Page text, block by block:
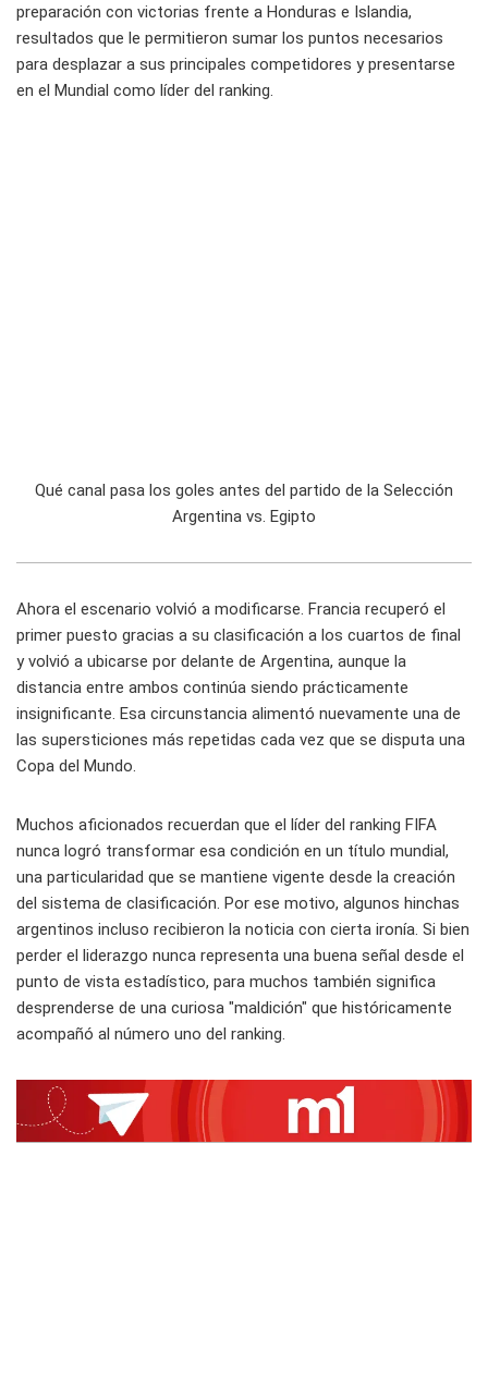
preparación con victorias frente a Honduras e Islandia,
resultados que le permitieron sumar los puntos necesarios
para desplazar a sus principales competidores y presentarse
en el Mundial como líder del ranking.
Qué canal pasa los goles antes del partido de la Selección
Argentina vs. Egipto
Ahora el escenario volvió a modificarse. Francia recuperó el
primer puesto gracias a su clasificación a los cuartos de final
y volvió a ubicarse por delante de Argentina, aunque la
distancia entre ambos continúa siendo prácticamente
insignificante. Esa circunstancia alimentó nuevamente una de
las supersticiones más repetidas cada vez que se disputa una
Copa del Mundo.
Muchos aficionados recuerdan que el líder del ranking FIFA
nunca logró transformar esa condición en un título mundial,
una particularidad que se mantiene vigente desde la creación
del sistema de clasificación. Por ese motivo, algunos hinchas
argentinos incluso recibieron la noticia con cierta ironía. Si bien
perder el liderazgo nunca representa una buena señal desde el
punto de vista estadístico, para muchos también significa
desprenderse de una curiosa "maldición" que históricamente
acompañó al número uno del ranking.